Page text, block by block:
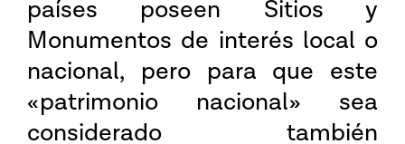
países poseen Sitios y
Monumentos de interés local o
nacional, pero para que este
«patrimonio nacional» sea
considerado también